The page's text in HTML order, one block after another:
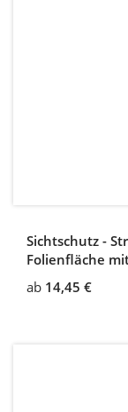
Sichtschutz -
Folienfläche
ab 14,45 €